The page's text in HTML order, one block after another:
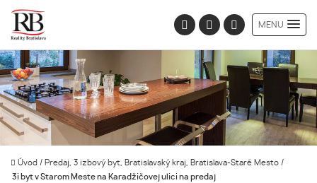
MENU
Úvod / Predaj, 3 izbový byt, Bratislavský kraj, Bratislava-Staré Mesto /
3i byt v Starom Meste na Karadžičovej ulici na predaj